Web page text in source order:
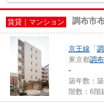
賃貸｜マンション 調布市
京王線 「
東京都調
-
築年数：
階数：6階